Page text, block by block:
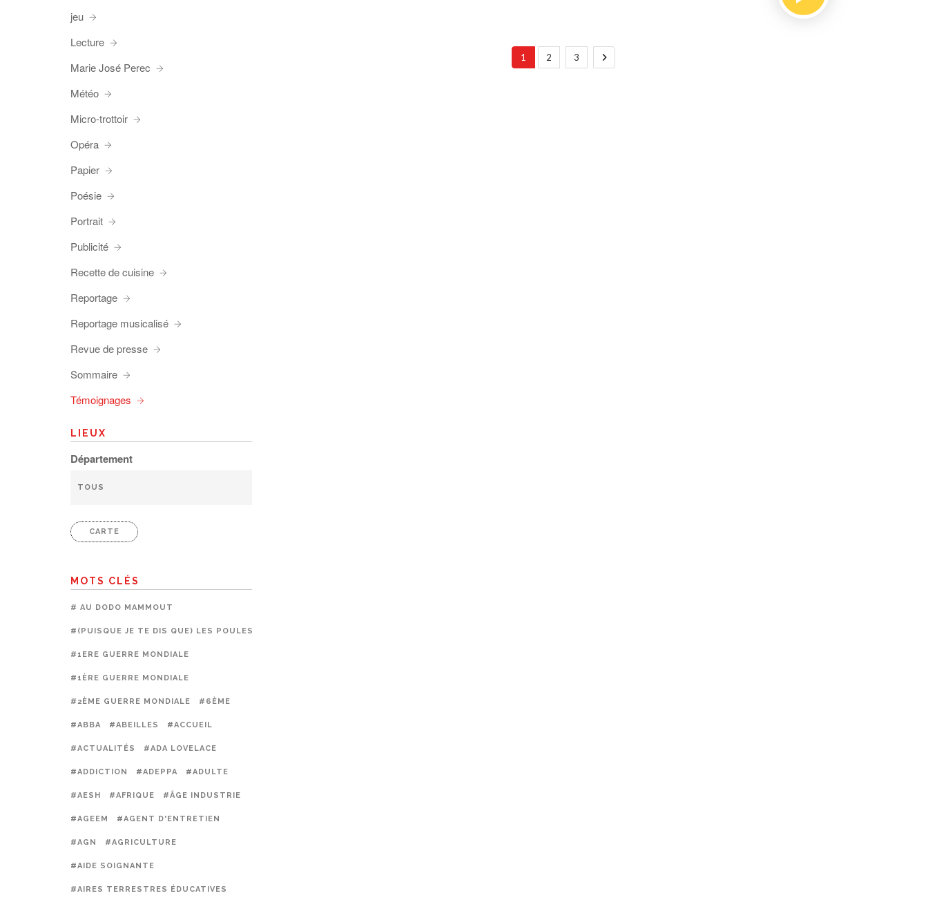
1 2 3
jeu
Lecture
Marie José Perec
Météo
Micro-trottoir
Opéra
Papier
Poésie
Portrait
Publicité
Recette de cuisine
Reportage
Reportage musicalisé
Revue de presse
Sommaire
Témoignages
LIEUX
Département
CARTE
MOTS CLÉS
# AU DODO MAMMOUT
#(PUISQUE JE TE DIS QUE) LES POULES PRÉFÈRENT LES CAGES
#1ERE GUERRE MONDIALE
#1ÈRE GUERRE MONDIALE
#2ÈME GUERRE MONDIALE #6ÈME
#ABBA #ABEILLES #ACCUEIL
#ACTUALITÉS #ADA LOVELACE
#ADDICTION #ADEPPA #ADULTE
#AESH #AFRIQUE #ÂGE INDUSTRIE
#AGEEM #AGENT D'ENTRETIEN
#AGN #AGRICULTURE
#AIDE SOIGNANTE
#AIRES TERRESTRES ÉDUCATIVES